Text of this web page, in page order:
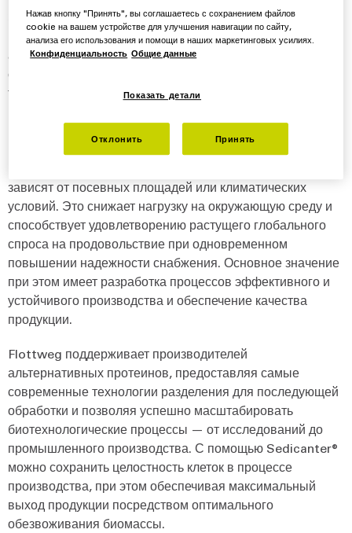
Эти новые источники протеина не только открывают
широкие возможности для производства
альтернативных продуктов питания, но и позволяют
существенно снизить влияние производства
традиционных продуктов питания на окружающую среду.
продовольствием растущего населения мира, поскольку
протеины, получаемые методом ферментации,
зависят от посевных площадей или климатических
условий. Это снижает нагрузку на окружающую среду и
способствует удовлетворению растущего глобального
спроса на продовольствие при одновременном
повышении надежности снабжения. Основное значение
при этом имеет разработка процессов эффективного и
устойчивого производства и обеспечение качества
продукции.
Flottweg поддерживает производителей
альтернативных протеинов, предоставляя самые
современные технологии разделения для последующей
обработки и позволяя успешно масштабировать
биотехнологические процессы — от исследований до
промышленного производства. С помощью Sedicanter®
можно сохранить целостность клеток в процессе
производства, при этом обеспечивая максимальный
выход продукции посредством оптимального
обезвоживания биомассы.
Нажав кнопку "Принять", вы соглашаетесь с сохранением файлов
cookie на вашем устройстве для улучшения навигации по сайту,
анализа его использования и помощи в наших маркетинговых усилиях.
Конфиденциальность Общие данные
Показать детали
Отклонить Принять